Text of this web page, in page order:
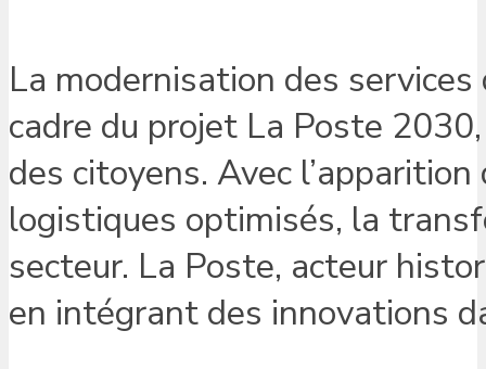
La modernisation des
cadre du projet La Poste
des citoyens. Avec
logistiques optimisés, la
secteur. La Poste, acteur
en intégrant des innovations